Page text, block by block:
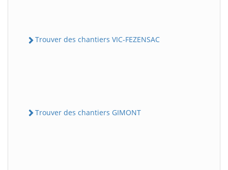
Trouver des chantiers VIC-FEZENSAC
Trouver des chantiers GIMONT